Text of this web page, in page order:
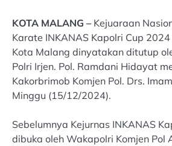
KOTA MALANG –Kejuaraan
Karate INKANAS Kapolri Cup 2024
Kota Malang dinyatakan ditutup
Polri Irjen. Pol. Ramdani Hidayat
Kakorbrimob Komjen Pol. Drs.
Minggu (15/12/2024).
Sebelumnya Kejurnas INKANAS
dibuka oleh Wakapolri Komjen Pol